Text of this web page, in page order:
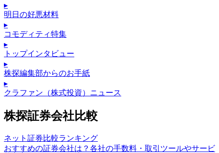
▸
明日の好悪材料
▸
コモディティ特集
▸
トップインタビュー
▸
株探編集部からのお手紙
▸
クラファン（株式投資）ニュース
株探証券会社比較
ネット証券比較ランキング
おすすめの証券会社は？各社の手数料・取引ツールやサービ